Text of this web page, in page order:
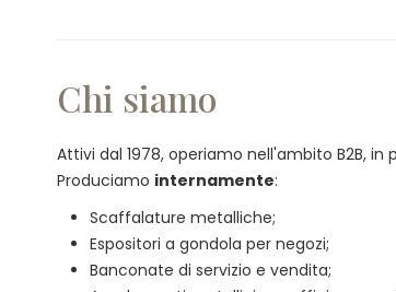
Chi siamo
Attivi dal 1978, operiamo nell'ambito B2B,
Produciamo internamente:
Scaffalature metalliche;
Espositori a gondola per negozi;
Banconate di servizio e vendita;